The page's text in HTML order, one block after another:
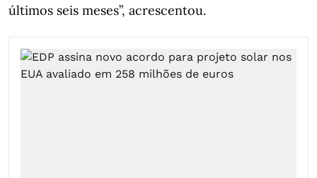
últimos seis meses”, acrescentou.